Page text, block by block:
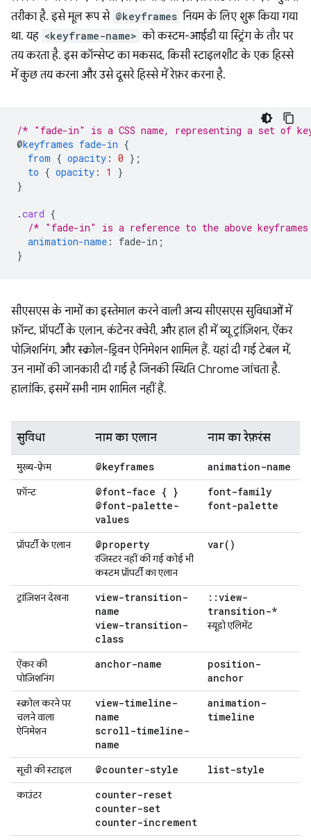
तरीका है. इसे मूल रूप से @keyframes नियम के लिए शुरू किया गया
था. यह <keyframe-name> को कस्टम-आईडी या स्ट्रिंग के तौर पर
तय करता है. इस कॉन्सेप्ट का मकसद, किसी स्टाइलशीट के एक हिस्से
में कुछ तय करना और उसे दूसरे हिस्से में रेफ़र करना है.
/* "fade-in" is a CSS name, representing a set of
@keyframes fade-in {
from { opacity : 0 } ;
to { opacity : 1
}
}
.card {
/* "fade-in" is a reference to the above
animation-name : fade-in ;
}
सीएसएस के नामों का इस्तेमाल करने वाली अन्य सीएसएस सुविधाओं में
फ़ॉन्ट, प्रॉपर्टी के एलान, कंटेनर क्वेरी, और हाल ही में व्यू ट्रांज़िशन, ऐंकर
पोज़िशनिंग, और स्क्रोल-ड्रिवन ऐनिमेशन शामिल हैं. यहां दी गई टेबल में,
उन नामों की जानकारी दी गई है जिनकी स्थिति Chrome जांचता है.
हालांकि, इसमें सभी नाम शामिल नहीं हैं.
सुविधा नाम का एलान नाम का रेफ़रंस
मुख्य-फ़्रेम @keyframes animation-name
फ़ॉन्ट
@font-face { }
@font-palette-
values
font-family
font-palette
प्रॉपर्टी के एलान @property
रजिस्टर नहीं की गई कोई भी
कस्टम प्रॉपर्टी का एलान
var( )
ट्रांज़िशन देखना
view-transition-
name
view-transition-
class
::view-
transition-*
स्यूडो एलिमेंट
ऐंकर की
पोज़िशनिंग
anchor-name
position-
anchor
स्क्रोल करने पर
चलने वाला
ऐनिमेशन
view-timeline-
name
scroll-timeline-
name
animation-
timeline
सूची की स्टाइल @counter-style list-style
काउंटर
counter-reset
counter-set
counter-increment